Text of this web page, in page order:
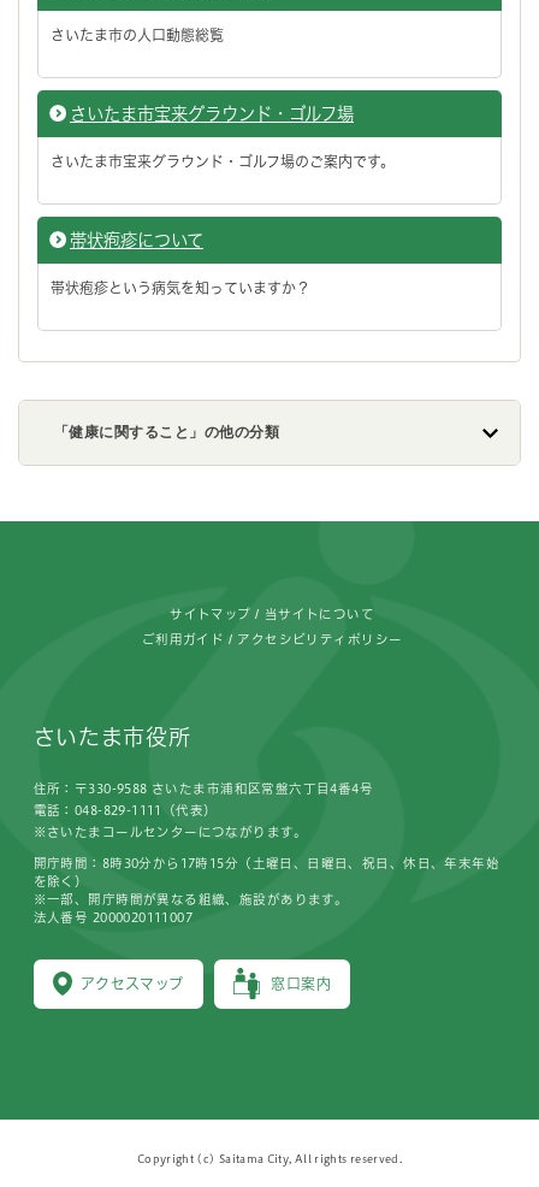
さいたま市の人口動態総覧
さいたま市宝来グラウンド・ゴルフ場
さいたま市宝来グラウンド・ゴルフ場のご案内です。
帯状疱疹について
帯状疱疹という病気を知っていますか？
「健康に関すること」の他の分類
サイトマップ 当サイトについて
ご利用ガイド アクセシビリティポリシー
さいたま市役所
住所：〒330-9588 さいたま市浦和区常盤六丁目4番4号
電話：048-829-1111（代表）
※さいたまコールセンターにつながります。
アクセスマップ 窓口案内
開庁時間：8時30分から17時15分（土曜日、日曜日、祝日、休日、年末年始
を除く）
※一部、開庁時間が異なる組織、施設があります。
法人番号 2000020111007
Copyright (c) Saitama City, All rights reserved.